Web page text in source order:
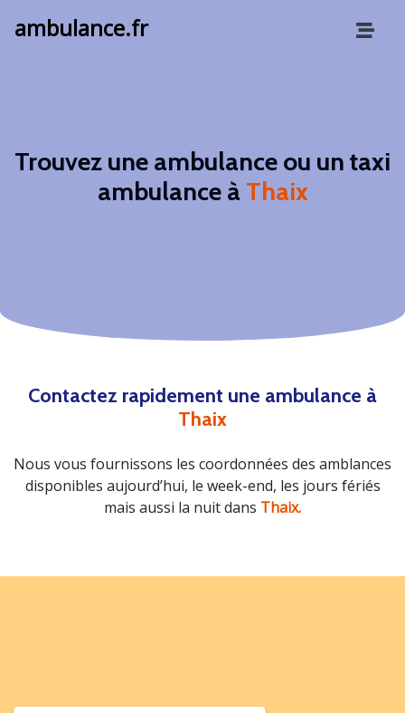
ambulance.fr
Trouvez une ambulance ou un taxi
ambulance à Thaix
Contactez rapidement une ambulance à
Thaix
Nous vous fournissons les coordonnées des amblances
disponibles aujourd’hui, le week-end, les jours fériés
mais aussi la nuit dans Thaix.